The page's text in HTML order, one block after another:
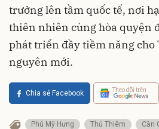
trưởng lên tầm quốc tế, nơi
thiên nhiên cùng hòa quyện
phát triển đầy tiềm năng cho
nguyên mới.
Chia sẻ Facebook Theo dõi trên
Phú Mỹ Hưng Thủ Thiêm Cần